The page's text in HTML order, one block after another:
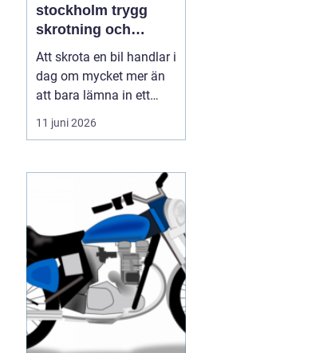
stockholm trygg
skrotning och
smarta reservdelar
Att skrota en bil handlar i
dag om mycket mer än
att bara lämna in ett
gammalt fordon. För
många bilägare i och
bildemontering
en fråga om
miljöansvar, ekonomi
och säker hanteri...
11 juni 2026